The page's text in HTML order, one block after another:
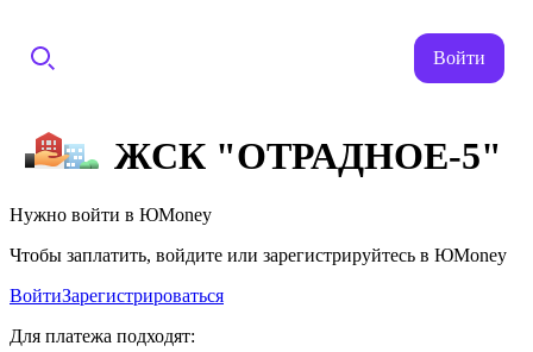
Войти
ЖСК "ОТРАДНОЕ-5"
Нужно войти в ЮMoney
Чтобы заплатить, войдите или зарегистрируйтесь в ЮMoney
ВойтиЗарегистрироваться
Для платежа подходят: